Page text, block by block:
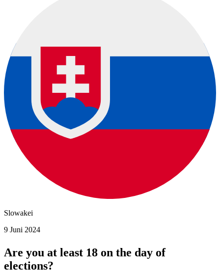
Slowakei
9 Juni 2024
Are you at least 18 on the day of
elections?